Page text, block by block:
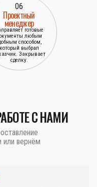
06
Проектный
менеджер
готовые
любым
способом,
который выбрал
Закрывает
сделку.
С НАМИ
или вернём